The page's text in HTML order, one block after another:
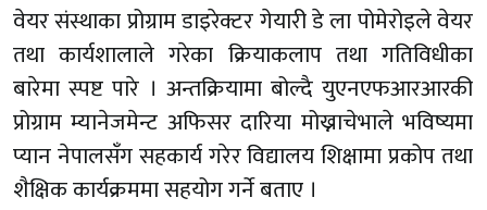
वेयर संस्थाका प्रोग्राम डाइरेक्टर गेयारी डे ला पोमेरोइले वेयर
तथा कार्यशालाले गरेका क्रियाकलाप तथा गतिविधीका
बारेमा स्पष्ट पारे । अन्तक्रियामा बोल्दै युएनएफआरआरकी
प्रोग्राम म्यानेजमेन्ट अफिसर दारिया मोख्नाचेभाले भविष्यमा
प्यान नेपालसँग सहकार्य गरेर विद्यालय शिक्षामा प्रकोप तथा
शैक्षिक कार्यक्रममा सहयोग गर्ने बताए ।